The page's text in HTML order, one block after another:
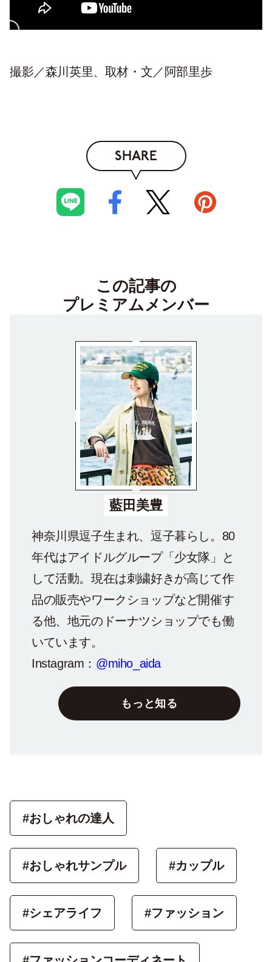
撮影／森川英里、取材・文／阿部里歩
SHARE
この記事の
プレミアムメンバー
藍田美豊
神奈川県逗子生まれ、逗子暮らし。80
年代はアイドルグループ「少女隊」と
して活動。現在は刺繍好きが高じて作
品の販売やワークショップなど開催す
る他、地元のドーナツショップでも働
いています。
Instagram： @miho_aida
もっと知る
#おしゃれの達人
#おしゃれサンプル #カップル
#シェアライフ #ファッション